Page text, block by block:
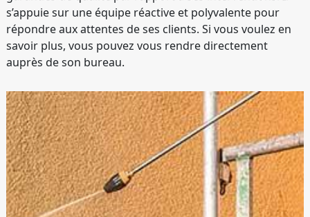
s’appuie sur une équipe réactive et polyvalente pour
répondre aux attentes de ses clients. Si vous voulez en
savoir plus, vous pouvez vous rendre directement
auprès de son bureau.